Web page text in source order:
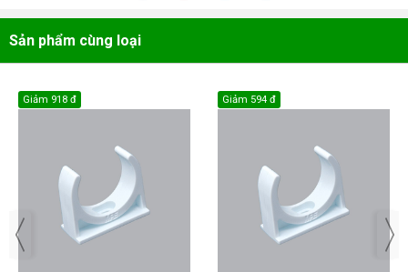
Sản phẩm cùng loại
Giảm 918 đ Giảm 594 đ